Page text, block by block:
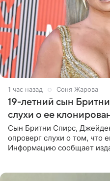
1 час назад Соня Жарова
19-летний сын
слухи о ее
Сын Бритни Спирс,
опроверг слухи о том, что
Информацию сообщает